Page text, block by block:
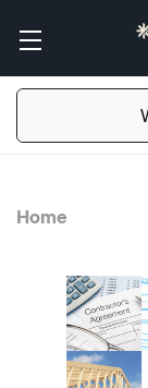
Home